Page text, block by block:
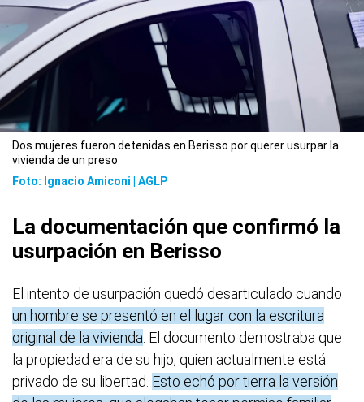
Dos mujeres fueron detenidas en Berisso por querer usurpar la
vivienda de un preso
Foto: Ignacio Amiconi | AGLP
La documentación que confirmó la
usurpación en Berisso
El intento de usurpación quedó desarticulado cuando
un hombre se presentó en el lugar con la escritura
original de la vivienda . El documento demostraba que
la propiedad era de su hijo, quien actualmente está
privado de su libertad. Esto echó por tierra la versión